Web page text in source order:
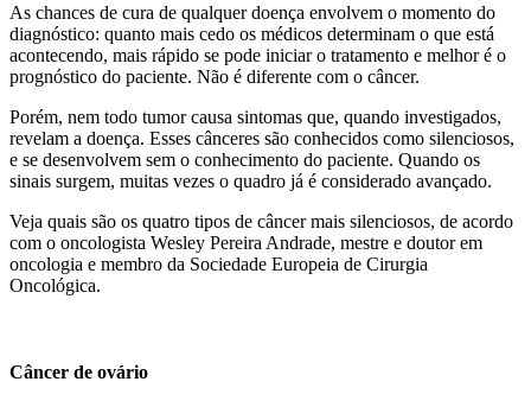
As chances de cura de qualquer doença envolvem o momento do
diagnóstico: quanto mais cedo os médicos determinam o que está
acontecendo, mais rápido se pode iniciar o tratamento e melhor é o
prognóstico do paciente. Não é diferente com o câncer.
Porém, nem todo tumor causa sintomas que, quando investigados,
revelam a doença. Esses cânceres são conhecidos como silenciosos,
e se desenvolvem sem o conhecimento do paciente. Quando os
sinais surgem, muitas vezes o quadro já é considerado avançado.
Veja quais são os quatro tipos de câncer mais silenciosos, de acordo
com o oncologista Wesley Pereira Andrade, mestre e doutor em
oncologia e membro da Sociedade Europeia de Cirurgia
Oncológica.
Câncer de ovário